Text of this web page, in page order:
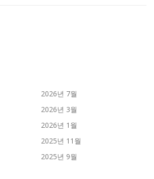
2026년 7월
2026년 3월
2026년 1월
2025년 11월
2025년 9월